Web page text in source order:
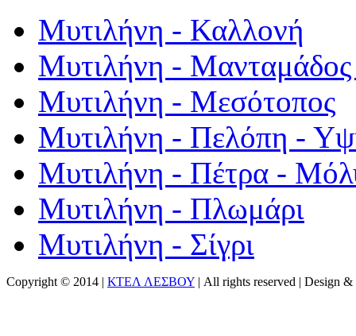
Μυτιλήνη - Καλλονή
Μυτιλήνη - Μανταμάδος
Μυτιλήνη - Μεσότοπος
Μυτιλήνη - Πελόπη -
Μυτιλήνη - Πέτρα -
Μυτιλήνη - Πλωμάρι
Μυτιλήνη - Σίγρι
Copyright © 2014 | ΚΤΕΛ ΛΕΣΒΟΥ | All rights reserved | Design &